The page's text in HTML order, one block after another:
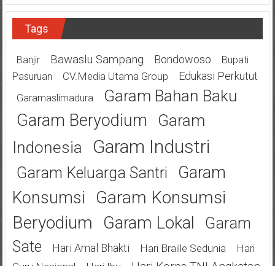
Tags
Banjir Bawaslu Sampang Bondowoso
Bupati
Pasuruan
CV.Media Utama Group Edukasi Perkutut
Garamaslimadura Garam Bahan Baku
Garam Beryodium
Garam
Indonesia
Garam Industri
Garam Keluarga Santri
Garam
Konsumsi
Garam Konsumsi
Beryodium
Garam Lokal
Garam
Sate
Hari Amal Bhakti Hari Braille Sedunia
Hari